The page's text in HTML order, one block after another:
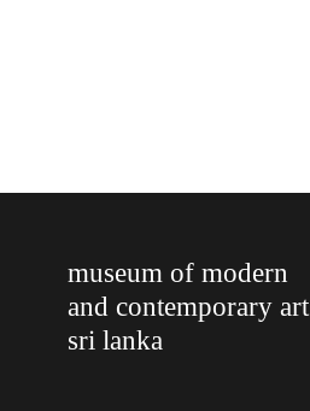
museum of modern
and contemporary art
sri lanka